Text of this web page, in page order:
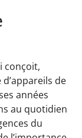
conçoit,
de
années
au quotidien
du